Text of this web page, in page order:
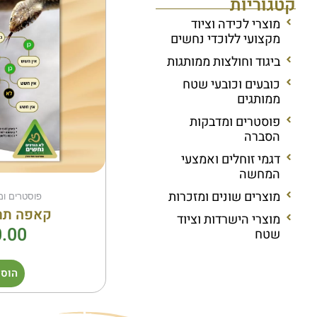
מוצרי לכידה וציוד
מקצועי ללוכדי נחשים
ביגוד וחולצות ממותגות
כובעים וכובעי שטח
ממותגים
פוסטרים ומדבקות
הסברה
דגמי זוחלים ואמצעי
המחשה
מוצרים שונים ומזכרות
מוצרי הישרדות וציוד
שטח
פוסטרים
קאפה